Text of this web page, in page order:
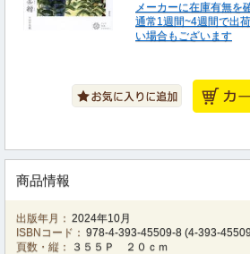
メーカーに在庫有無を
通常1週間~4週間で出
い場合もございます
商品情報
出版年月： 2024年10月
ISBNコード： 978-4-393-45509-8 (4-393-
頁数・縦：
３５５Ｐ ２０ｃｍ